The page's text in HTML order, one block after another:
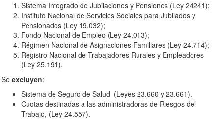
Sistema Integrado de Jubilaciones y Pensiones (Ley 24241);
Instituto Nacional de Servicios Sociales para Jubilados y
Pensionados (Ley 19.032);
Fondo Nacional de Empleo (Ley 24.013);
Régimen Nacional de Asignaciones Familiares (Ley 24.714);
Registro Nacional de Trabajadores Rurales y Empleadores
(Ley 25.191).
Se excluyen:
Sistema de Seguro de Salud (Leyes 23.660 y 23.661).
Cuotas destinadas a las administradoras de Riesgos del
Trabajo, (Ley 24.557).